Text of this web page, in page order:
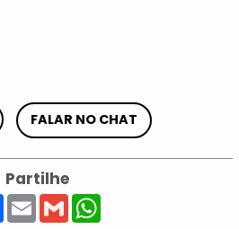
FALAR NO CHAT
Partilhe
ShareEmailGmail